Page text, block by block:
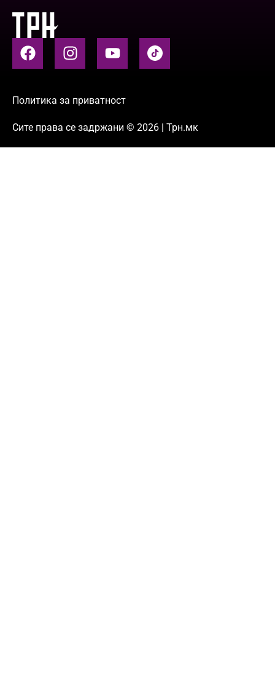
Политика за приватност
Сите права се задржани © 2026 | Трн.мк